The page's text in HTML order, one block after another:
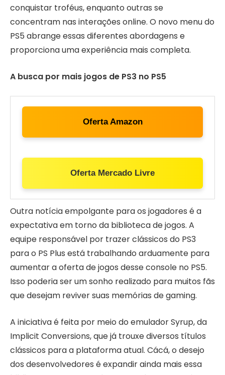
conquistar troféus, enquanto outras se
concentram nas interações online. O novo menu do
PS5 abrange essas diferentes abordagens e
proporciona uma experiência mais completa.
A busca por mais jogos de PS3 no PS5
Oferta Amazon
Oferta Mercado Livre
Outra notícia empolgante para os jogadores é a
expectativa em torno da biblioteca de jogos. A
equipe responsável por trazer clássicos do PS3
para o PS Plus está trabalhando arduamente para
aumentar a oferta de jogos desse console no PS5.
Isso poderia ser um sonho realizado para muitos fãs
que desejam reviver suas memórias de gaming.
A iniciativa é feita por meio do emulador Syrup, da
Implicit Conversions, que já trouxe diversos títulos
clássicos para a plataforma atual. Cácá, o desejo
dos desenvolvedores é expandir ainda mais essa